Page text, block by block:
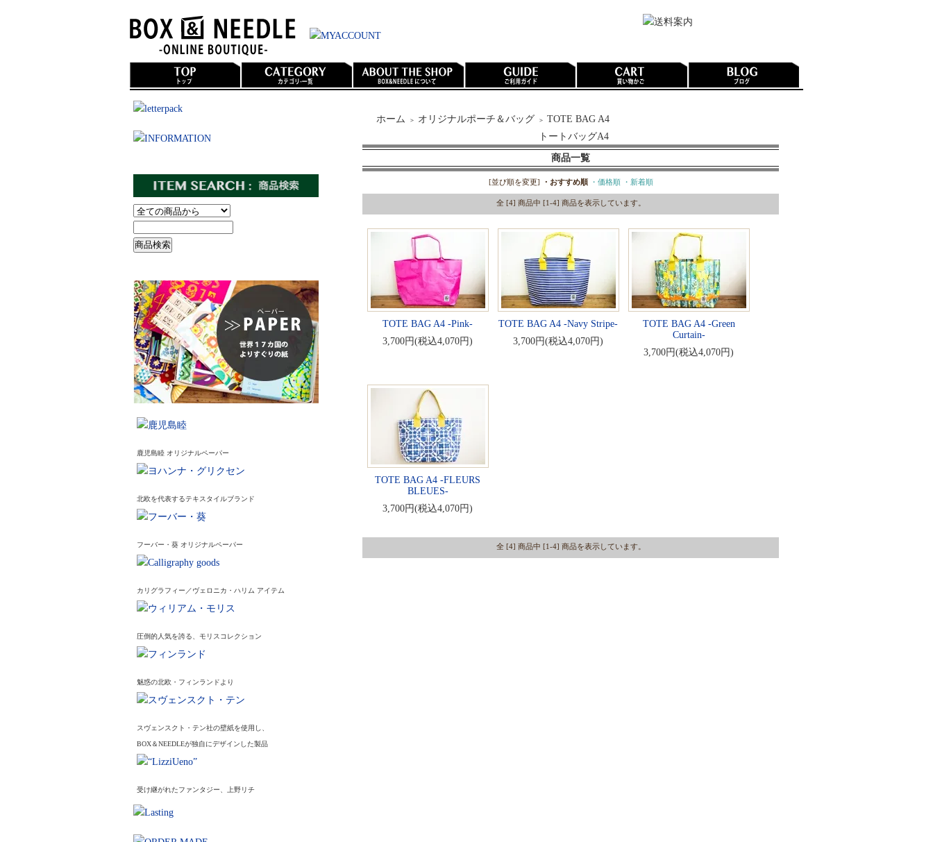
鹿児島睦 オリジナルペーパー
北欧を代表するテキスタイルブランド
フーバー・葵 オリジナルペーパー
カリグラフィー／ヴェロニカ・ハリム アイテム
圧倒的人気を誇る、モリスコレクション
魅惑の北欧・フィンランドより
スヴェンスクト・テン社の壁紙を使用し、
BOX＆NEEDLEが独自にデザインした製品
受け継がれたファンタジー、上野リチ
ホーム ＞ オリジナルポーチ＆バッグ ＞ TOTE BAG A4
トートバッグA4
商品一覧
[並び順を変更] ・おすすめ順 ・価格順 ・新着順
全 [4] 商品中 [1-4] 商品を表示しています。
TOTE BAG A4 -Pink-
3,700円(税込4,070円)
TOTE BAG A4 -Navy Stripe-
3,700円(税込4,070円)
TOTE BAG A4 -Green
Curtain-
3,700円(税込4,070円)
TOTE BAG A4 -FLEURS
BLEUES-
3,700円(税込4,070円)
全 [4] 商品中 [1-4] 商品を表示しています。